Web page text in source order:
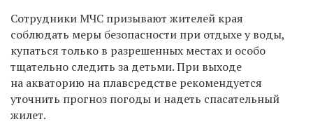
Сотрудники МЧС призывают жителей края
соблюдать меры безопасности при отдыхе у воды,
купаться только в разрешенных местах и особо
тщательно следить за детьми. При выходе
на акваторию на плавсредстве рекомендуется
уточнить прогноз погоды и надеть спасательный
жилет.